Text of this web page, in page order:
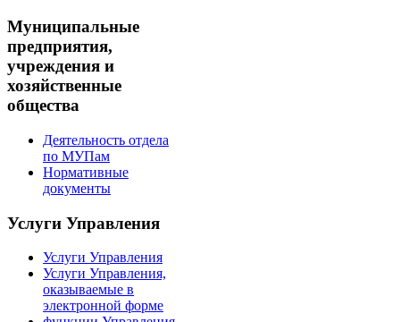
Муниципальные
предприятия,
учреждения и
хозяйственные
общества
Деятельность отдела
по МУПам
Нормативные
документы
Услуги Управления
Услуги Управления
Услуги Управления,
оказываемые в
электронной форме